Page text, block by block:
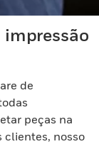
de
peças na
clientes, nosso